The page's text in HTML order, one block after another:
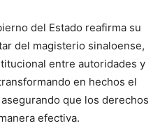
del Estado reafirma su
del magisterio sinaloense,
entre autoridades y
en hechos el
que los derechos
efectiva.